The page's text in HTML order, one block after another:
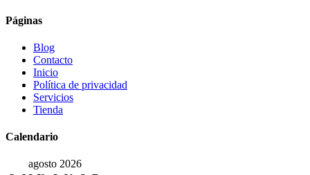
Páginas
Blog
Contacto
Inicio
Política de privacidad
Servicios
Tienda
Calendario
agosto 2026